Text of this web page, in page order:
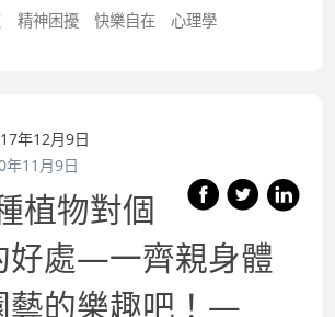
精神困擾 快樂自在 心理學
年12月9日
年11月9日
植物對個
好處—一齊親身體
藝的樂趣吧！—